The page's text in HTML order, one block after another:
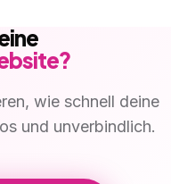
wie schnell deine
und unverbindlich.